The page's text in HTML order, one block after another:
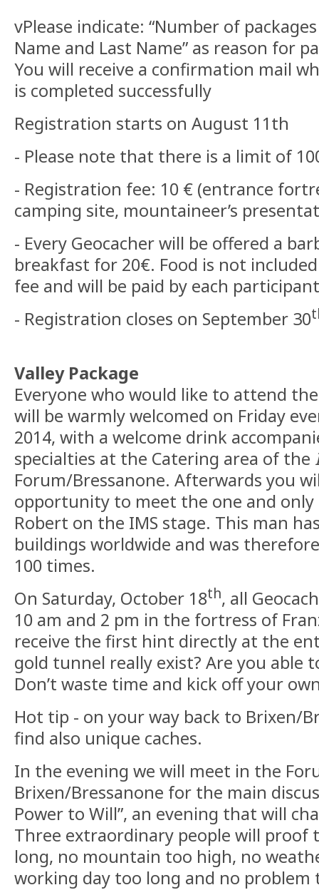
vPlease indicate: “Number of
Name and Last Name” as reason for
You will receive a confirmation mail
is completed successfully
Registration starts on August 11th
- Please note that there is a limit of
- Registration fee: 10 € (entrance
camping site, mountaineer’s
- Every Geocacher will be offered a
breakfast for 20€. Food is not
fee and will be paid by each
- Registration closes on September 30
Valley Package
Everyone who would like to attend
will be warmly welcomed on Friday
2014, with a welcome drink
specialties at the Catering area of the
Forum/Bressanone. Afterwards you
opportunity to meet the one and only
Robert on the IMS stage. This man
buildings worldwide and was
100 times.
On Saturday, October 18th, all
10 am and 2 pm in the fortress of
receive the first hint directly at the
gold tunnel really exist? Are you able
Don’t waste time and kick off your
Hot tip - on your way back to Brixen/
find also unique caches.
In the evening we will meet in the
Brixen/Bressanone for the main
Power to Will”, an evening that will
Three extraordinary people will proof
long, no mountain too high, no
working day too long and no problem